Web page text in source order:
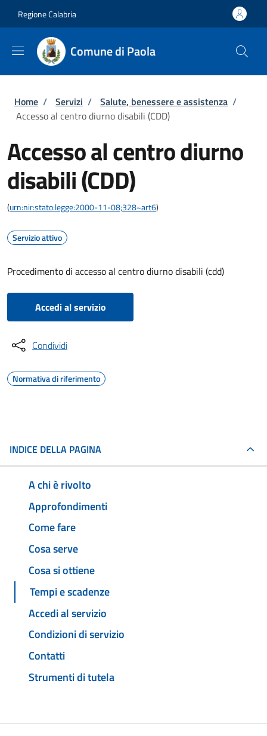
Regione Calabria
Comune di Paola
Briciole di pane
Home / Servizi / Salute, benessere e assistenza /
Accesso al centro diurno disabili (CDD)
Accesso al centro diurno
disabili (CDD)
(urn:nir:stato:legge:2000-11-08;328~art6)
Servizio attivo
Procedimento di accesso al centro diurno disabili (cdd)
Accedi al servizio
Condividi
Normativa di riferimento
INDICE DELLA PAGINA
A chi è rivolto
Approfondimenti
Come fare
Cosa serve
Cosa si ottiene
Tempi e scadenze
Accedi al servizio
Condizioni di servizio
Contatti
Strumenti di tutela